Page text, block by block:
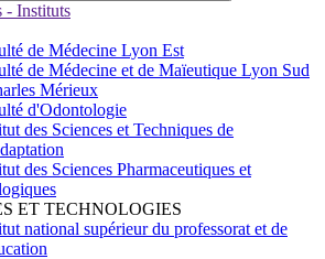
- Instituts
de Médecine Lyon Est
de Médecine et de Maïeutique Lyon Sud
Mérieux
d'Odontologie
des Sciences et Techniques de
des Sciences Pharmaceutiques et
ET TECHNOLOGIES
national supérieur du professorat et de